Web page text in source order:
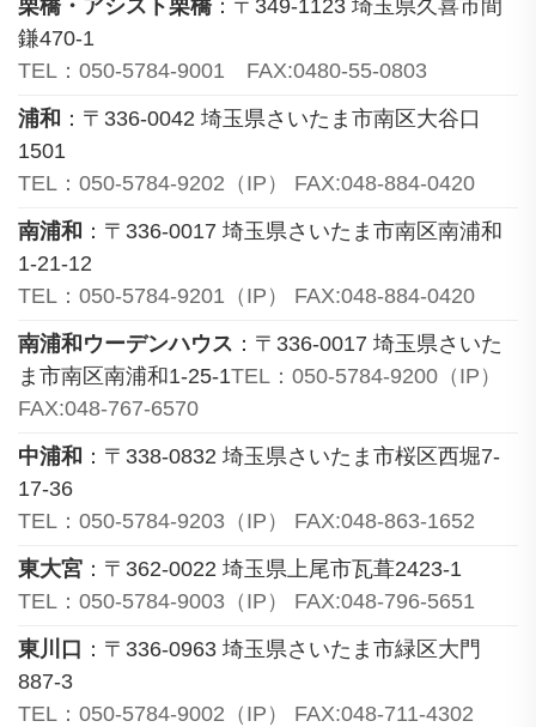
栗橋・アシスト栗橋：〒349-1123 埼玉県久喜市間
鎌470-1
TEL：050-5784-9001 FAX:0480-55-0803
浦和 ：〒336-0042 埼玉県さいたま市南区大谷口
1501
TEL：050-5784-9202（IP） FAX:048-884-0420
南浦和 ：〒336-0017 埼玉県さいたま市南区南浦和
1-21-12
TEL：050-5784-9201（IP） FAX:048-884-0420
南浦和ウーデンハウス ：〒336-0017 埼玉県さいた
ま市南区南浦和1-25-1TEL：050-5784-9200（IP）
FAX:048-767-6570
中浦和 ：〒338-0832 埼玉県さいたま市桜区西堀7-
17-36
TEL：050-5784-9203（IP） FAX:048-863-1652
東大宮 ：〒362-0022 埼玉県上尾市瓦葺2423-1
TEL：050-5784-9003（IP） FAX:048-796-5651
東川口 ：〒336-0963 埼玉県さいたま市緑区大門
887-3
TEL：050-5784-9002（IP） FAX:048-711-4302